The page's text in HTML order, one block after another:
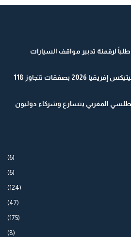
طلباً لرقمنة تدبير مواقف السيارات
مراكش تستعد لتنظيم جيتيكس إفريقيا 2026 بصفقات تتجاوز 118
المغربي يتسارع وشركاء دوليون
(6)
(6)
(124)
(47)
(175)
(8)